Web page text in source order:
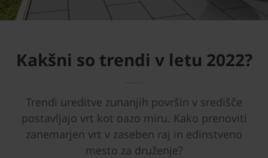
Kakšni so trendi v letu 2022?
Trendi ureditve zunanjih površin v središče
postavljajo vrt kot oazo miru. Kako prenoviti
zanemarjen vrt v zaseben raj in edinstveno
mesto za druženje?